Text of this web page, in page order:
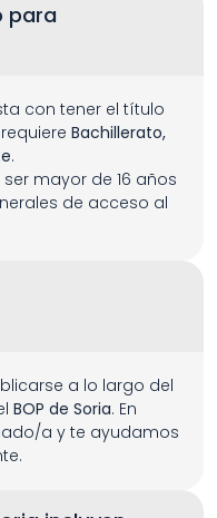
para
con tener el título
Bachillerato,
.
mayor de 16 años
de acceso al
BOP de Soria. En
a y te ayudamos